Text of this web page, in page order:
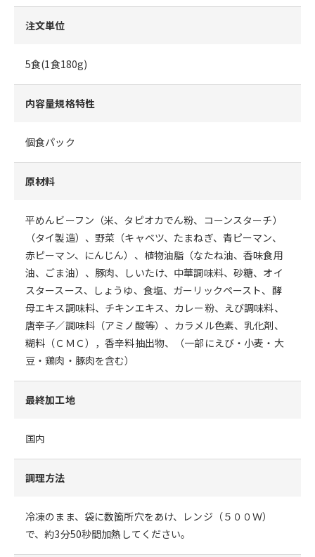
注文単位
5食(1食180g)
内容量規格特性
個食パック
原材料
平めんビーフン（米、タピオカでん粉、コーンスターチ）
（タイ製造）、野菜（キャベツ、たまねぎ、青ピーマン、
赤ピーマン、にんじん）、植物油脂（なたね油、香味食用
油、ごま油）、豚肉、しいたけ、中華調味料、砂糖、オイ
スタースース、しょうゆ、食塩、ガーリックペースト、酵
母エキス調味料、チキンエキス、カレー粉、えび調味料、
唐辛子／調味料（アミノ酸等）、カラメル色素、乳化剤、
糊料（ＣＭＣ），香辛料抽出物、（一部にえび・小麦・大
豆・鶏肉・豚肉を含む）
最終加工地
国内
調理方法
冷凍のまま、袋に数箇所穴をあけ、レンジ（５００Ｗ）
で、約3分50秒間加熱してください。